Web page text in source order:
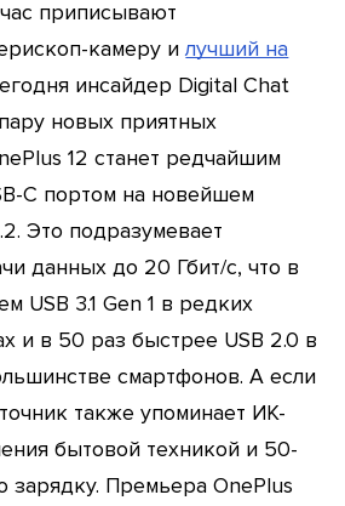
приписывают
камеру илучший на
инсайдер Digital Chat
новых приятных
12 станет редчайшим
C портом на новейшем
Это подразумевает
данных до 20 Гбит/с, что в
USB 3.1 Gen 1 в редких
и в 50 раз быстрее USB 2.0 в
смартфонов. А если
также упоминает ИК-
бытовой техникой и 50-
зарядку. Премьера OnePlus